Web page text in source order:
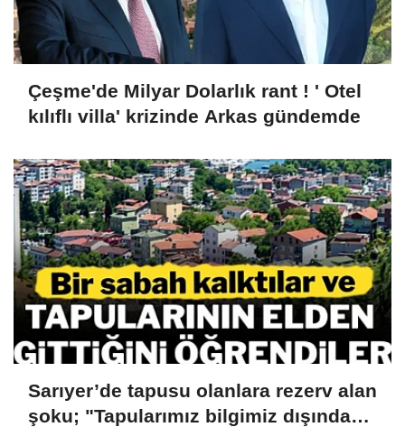
Çeşme'de Milyar Dolarlık rant ! ' Otel
kılıflı villa' krizinde Arkas gündemde
Sarıyer’de tapusu olanlara rezerv alan
şoku; "Tapularımız bilgimiz dışında